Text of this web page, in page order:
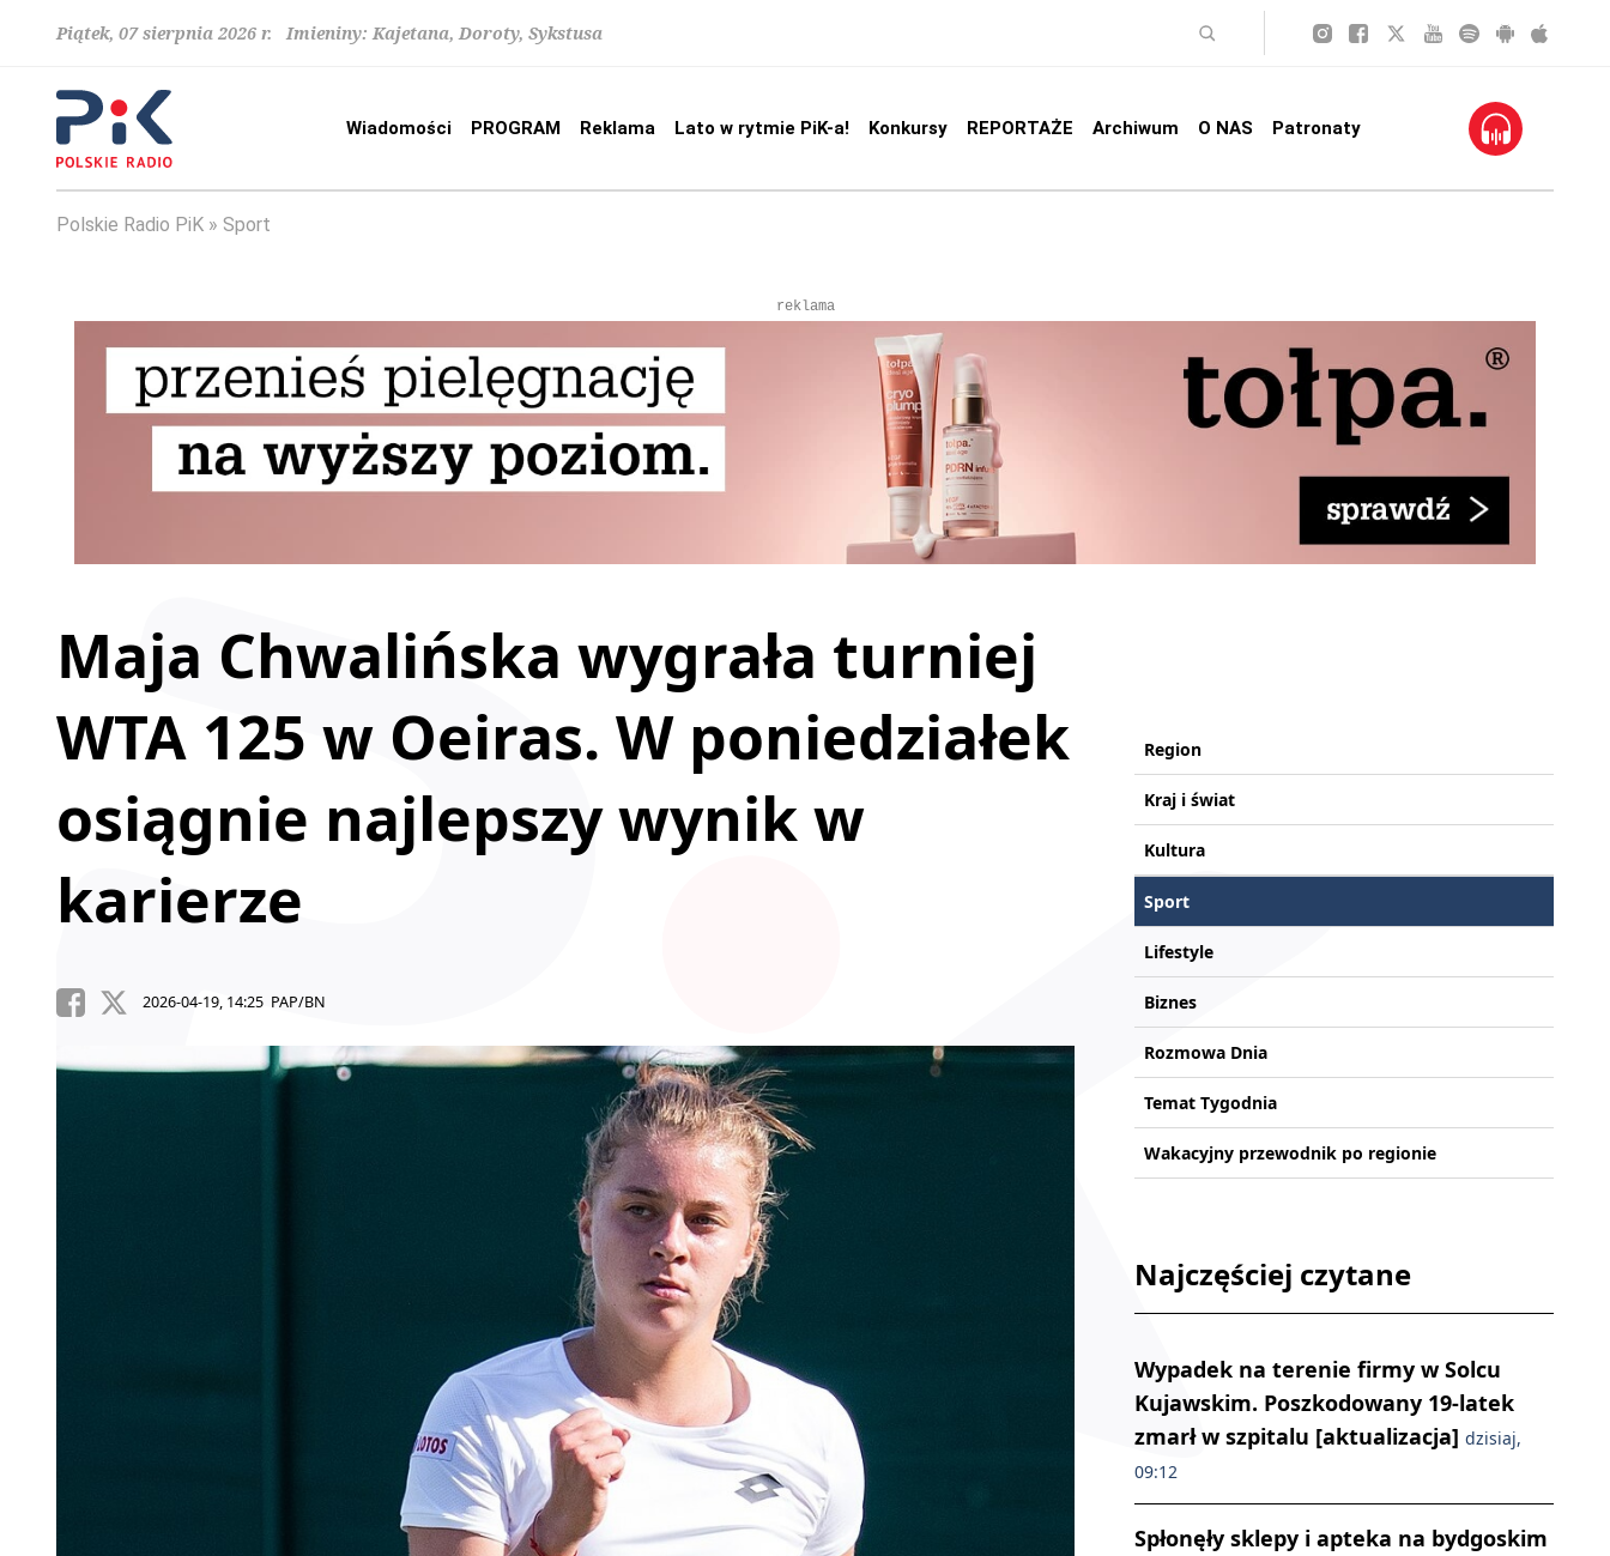
Piątek, 07 sierpnia 2026 r. Imieniny: Kajetana, Doroty, Sykstusa
Wiadomości PROGRAM Reklama Lato w rytmie PiK-a! Konkursy REPORTAŻE Archiwum O NAS Patronaty
Polskie Radio PiK Sport
reklama
Maja Chwalińska wygrała turniej
WTA 125 w Oeiras. W poniedziałek
osiągnie najlepszy wynik w
karierze
2026-04-19, 14:25 PAP/BN
Region
Kraj i świat
Kultura
Sport
Lifestyle
Biznes
Rozmowa Dnia
Temat Tygodnia
Wakacyjny przewodnik po regionie
Najczęściej czytane
Wypadek na terenie firmy w Solcu
Kujawskim. Poszkodowany 19-latek
zmarł w szpitalu [aktualizacja] dzisiaj,
09:12
Spłonęły sklepy i apteka na bydgoskim